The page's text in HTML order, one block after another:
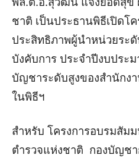
ชาติ เป็นประธานพิธีเปิดโ
ประสิทธิภาพผู้นำหน่วยระ
บังคับการ ประจำปีงบประ
บัญชาระดับสูงของสำนักง
ในพิธีฯ
สำหรับ โครงการอบรมสัม
ตำรวจแห่งชาติ กองบัญช